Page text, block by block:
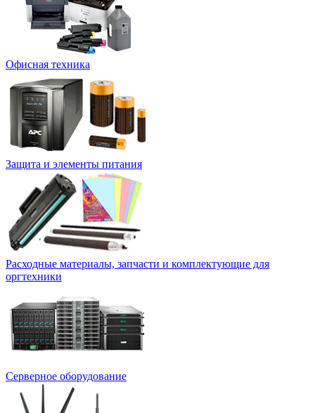
Офисная техника
Защита и элементы питания
Расходные материалы, запчасти и комплектующие для
оргтехники
Серверное оборудование